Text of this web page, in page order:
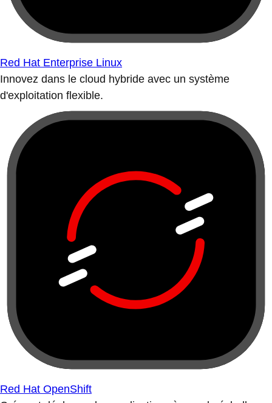
Red Hat Enterprise Linux
Innovez dans le cloud hybride avec un système
d'exploitation flexible.
Red Hat OpenShift